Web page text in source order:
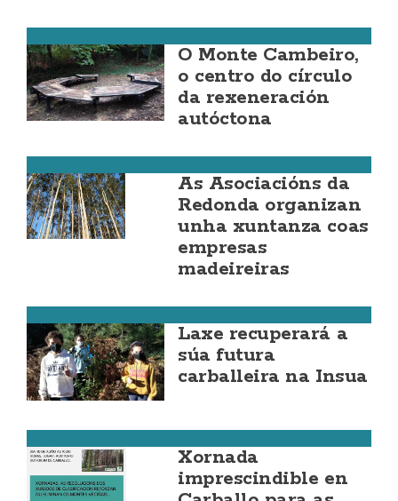
O Monte Cambeiro,
o centro do círculo
da rexeneración
autóctona
As Asociacións da
Redonda organizan
unha xuntanza coas
empresas
madeireiras
Laxe recuperará a
súa futura
carballeira na Insua
Xornada
imprescindible en